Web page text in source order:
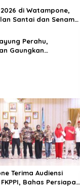
di Watampone,
Santai dan Senam
Perahu,
Gaungkan
Terima Audiensi
Bahas Persiapan